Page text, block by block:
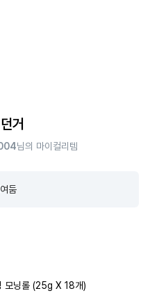
거
님의 마이컬리템
둠
모닝롤 (25g X 18개)